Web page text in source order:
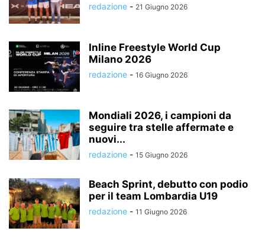
redazione - 21 Giugno 2026
Inline Freestyle World Cup
Milano 2026
redazione - 16 Giugno 2026
Mondiali 2026, i campioni da
seguire tra stelle affermate e
nuovi...
redazione - 15 Giugno 2026
Beach Sprint, debutto con podio
per il team Lombardia U19
redazione - 11 Giugno 2026